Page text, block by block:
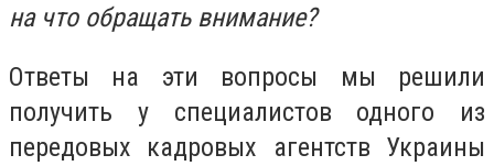
на что обращать внимание?
Ответы на эти вопросы мы решили
получить у специалистов одного из
передовых кадровых агентств Украины